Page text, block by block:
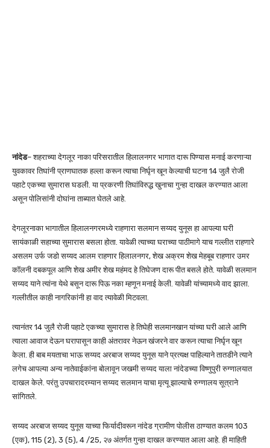
नांदेड– शहराच्या देगलूर नाका परिसरातील हिलालनगर भागात दारू पिण्यास मनाई करणाऱ्या
युवकावर तिघांनी प्राणघातक हल्ला करून त्याचा निर्घृन खून केल्याची घटना 14 जुलै रोजी
पहाटे एकच्या सुमारास घडली. या प्रकरणी तिघांविरुद्ध खुनाचा गुन्हा दाखल करण्यात आला
असून पोलिसांनी दोघांना ताब्यात घेतले आहे.
देगलूरनाका भागातील हिलालनगरमध्ये राहणारा सलमान सय्यद युनूस हा आपल्या घरी
सायंकाळी सहाच्या सुमारास बसला होता. यावेळी त्याच्या घराच्या पाठीमागे याच गल्लीत राहणारे
असलम उर्फ जडो सय्यद आलम राहणार हिलालनगर, शेख अक्रम शेख मेहबूब राहणार उमर
कॉलनी दबकपूल आणि शेख अमीर शेख महंमद हे तिघेजण दारू पीत बसले होते. यावेळी सलमान
सय्यद याने त्यांना येथे बसून दारू पिऊ नका म्हणून मनाई केली. यावेळी यांच्यामध्ये वाद झाला.
गल्लीतील काही नागरिकांनी हा वाद त्यावेळी मिटवला.
त्यानंतर 14 जुलै रोजी पहाटे एकच्या सुमारास हे तिघेही सलमानखान यांच्या घरी आले आणि
त्याला आवाज देऊन घरापासून काही अंतरावर नेऊन खंजरने वार करून त्याचा निर्घृन खून
केला. ही बाब मयताचा भाऊ सय्यद अरबाज सय्यद युनूस याने प्रत्यक्ष पाहिल्याने तातडीने त्याने
लगेच आपल्या अन्य नातेवाईकांना बोलावून जखमी सय्यद याला नांदेडच्या विष्णुपुरी रुग्णालयात
दाखल केले. परंतु उपचारादरम्यान सय्यद सलमान याचा मृत्यू झाल्याचे रुग्णालय सूत्राने
सांगितले.
सय्यद अरबाज सय्यद युनूस याच्या फिर्यादीवरून नांदेड ग्रामीण पोलीस ठाण्यात कलम 103
(एक), 115 (2), 3 (5), 4 /25, २७ अंतर्गत गुन्हा दाखल करण्यात आला आहे. ही माहिती